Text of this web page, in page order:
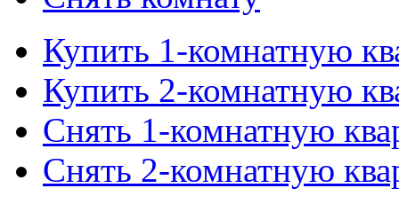
Купить 1-комнатную
Купить 2-комнатную
Снять 1-комнатную
Снять 2-комнатную